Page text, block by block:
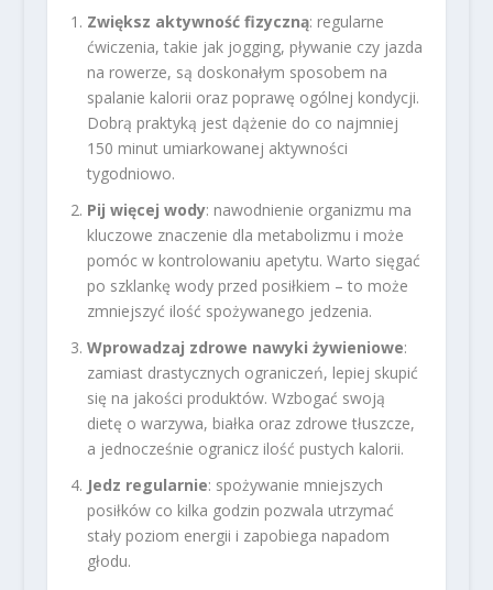
Zwiększ aktywność fizyczną: regularne
ćwiczenia, takie jak jogging, pływanie czy jazda
na rowerze, są doskonałym sposobem na
spalanie kalorii oraz poprawę ogólnej kondycji.
Dobrą praktyką jest dążenie do co najmniej
150 minut umiarkowanej aktywności
tygodniowo.
Pij więcej wody: nawodnienie organizmu ma
kluczowe znaczenie dla metabolizmu i może
pomóc w kontrolowaniu apetytu. Warto sięgać
po szklankę wody przed posiłkiem – to może
zmniejszyć ilość spożywanego jedzenia.
Wprowadzaj zdrowe nawyki żywieniowe:
zamiast drastycznych ograniczeń, lepiej skupić
się na jakości produktów. Wzbogać swoją
dietę o warzywa, białka oraz zdrowe tłuszcze,
a jednocześnie ogranicz ilość pustych kalorii.
Jedz regularnie: spożywanie mniejszych
posiłków co kilka godzin pozwala utrzymać
stały poziom energii i zapobiega napadom
głodu.